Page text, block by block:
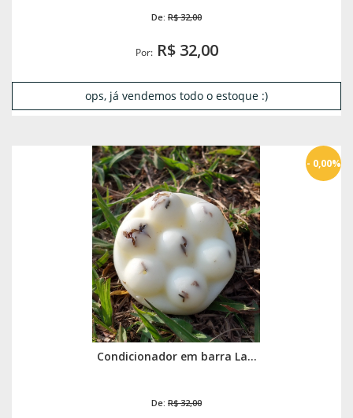
De: R$ 32,00
Por:R$ 32,00
ops, já vendemos todo o estoque :)
Condicionador em barra La...
De: R$ 32,00
- 0,00%